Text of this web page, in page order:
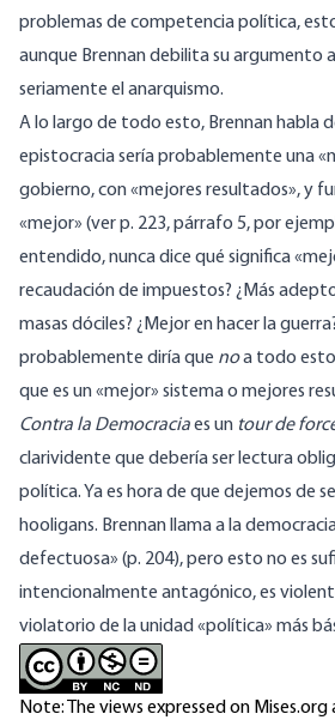
problemas de competencia política,
aunque Brennan debilita su argumento
seriamente el anarquismo.
A lo largo de todo esto, Brennan habla
epistocracia sería probablemente una
gobierno, con «mejores resultados», y
«mejor» (ver p. 223, párrafo 5, por
entendido, nunca dice qué significa
recaudación de impuestos? ¿Más
masas dóciles? ¿Mejor en hacer la
probablemente diría que noa todo
que es un «mejor» sistema o mejores
Contra la Democraciaes un tour de
clarividente que debería ser lectura
política. Ya es hora de que dejemos de
hooligans. Brennan llama a la
defectuosa» (p. 204), pero esto no es
intencionalmente antagónico, es
violatorio de la unidad «política» más
Note: The views expressed on